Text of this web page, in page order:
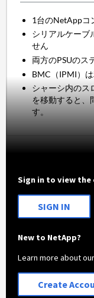
1台のNetAppコ
シリアルケーブ
せん
両方のPSUのス
BMC（IPMI）
シャーシ内のス
を移動すると、
す。
Sign in to view
SIGN IN
New to NetApp?
Learn more about
Create